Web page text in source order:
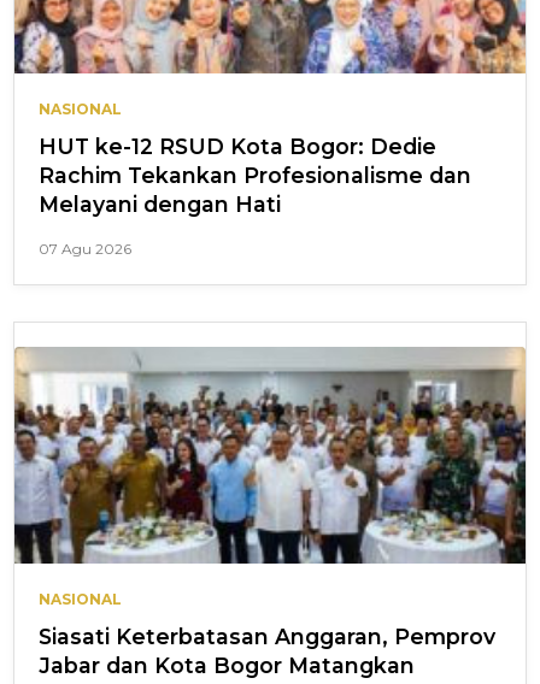
NASIONAL
HUT ke-12 RSUD Kota Bogor: Dedie
Rachim Tekankan Profesionalisme dan
Melayani dengan Hati
07 Agu 2026
NASIONAL
Siasati Keterbatasan Anggaran, Pemprov
Jabar dan Kota Bogor Matangkan